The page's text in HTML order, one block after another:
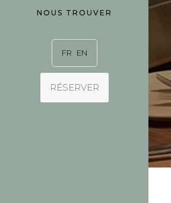
NOUS TROUVER
FR EN
RÉSERVER